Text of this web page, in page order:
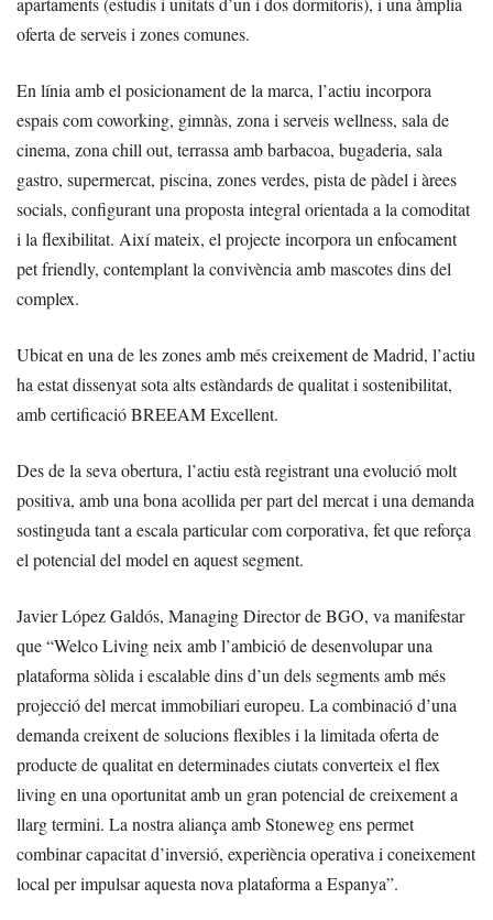
oferta de serveis i zones comunes.
En línia amb el posicionament de la marca, l’actiu incorpora
espais com coworking, gimnàs, zona i serveis wellness, sala de
cinema, zona chill out, terrassa amb barbacoa, bugaderia, sala
gastro, supermercat, piscina, zones verdes, pista de pàdel i àrees
socials, configurant una proposta integral orientada a la comoditat
i la flexibilitat. Així mateix, el projecte incorpora un enfocament
pet friendly, contemplant la convivència amb mascotes dins del
complex.
Ubicat en una de les zones amb més creixement de Madrid, l’actiu
ha estat dissenyat sota alts estàndards de qualitat i sostenibilitat,
amb certificació BREEAM Excellent.
Des de la seva obertura, l’actiu està registrant una evolució molt
positiva, amb una bona acollida per part del mercat i una demanda
sostinguda tant a escala particular com corporativa, fet que reforça
el potencial del model en aquest segment.
Javier López Galdós, Managing Director de BGO, va manifestar
que “Welco Living neix amb l’ambició de desenvolupar una
plataforma sòlida i escalable dins d’un dels segments amb més
projecció del mercat immobiliari europeu. La combinació d’una
demanda creixent de solucions flexibles i la limitada oferta de
producte de qualitat en determinades ciutats converteix el flex
living en una oportunitat amb un gran potencial de creixement a
llarg termini. La nostra aliança amb Stoneweg ens permet
combinar capacitat d’inversió, experiència operativa i coneixement
local per impulsar aquesta nova plataforma a Espanya”.